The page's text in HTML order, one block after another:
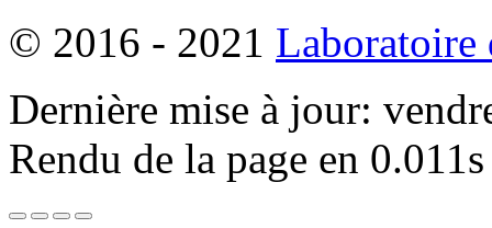
© 2016 - 2021 Laboratoire
Dernière mise à jour:
Rendu de la page en 0.011s